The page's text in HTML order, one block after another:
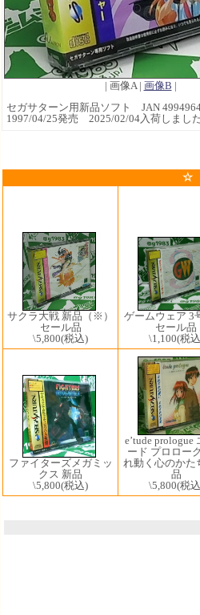
| 画像A | 画像B |
セガサターン用新品ソフト JAN
1997/04/25発売 2025/02/04入荷しました
☆
サクラ大戦 新品（※）
セール品
\5,800(税込)
ゲームウェア 3
セール品
\1,100(税
ファイターズメガミッ
クス 新品
\5,800(税込)
e’tude prologue
ード プロロー
れ動く心のかた
品
\5,800(税